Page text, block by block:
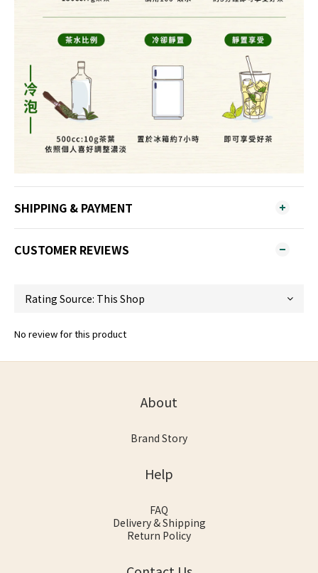
SHIPPING & PAYMENT
CUSTOMER REVIEWS
No review for this product
About
Brand Story
Help
FAQ
Delivery & Shipping
Return Policy